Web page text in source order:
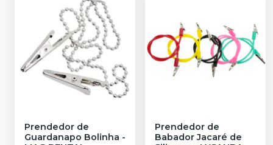
Prendedor de
Guardanapo Bolinha -
Prendedor de
Babador Jacaré de